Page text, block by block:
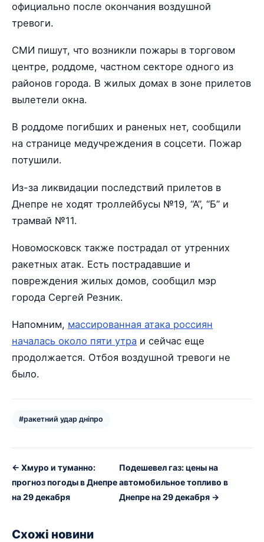
официально после окончания воздушной
тревоги.
СМИ пишут, что возникли пожары в торговом
центре, роддоме, частном секторе одного из
районов города. В жилых домах в зоне прилетов
вылетели окна.
В роддоме погибших и раненых нет, сообщили
на странице медучреждения в соцсети. Пожар
потушили.
Из-за ликвидации последствий прилетов в
Днепре не ходят троллейбусы №19, “А”, “Б” и
трамвай №11.
Новомосковск также пострадал от утренних
ракетных атак. Есть пострадавшие и
повреждения жилых домов, сообщил мэр
города Сергей Резник.
Напомним, массированная атака россиян
началась около пяти утра и сейчас еще
продолжается. Отбоя воздушной тревоги не
было.
#ракетний удар дніпро
← Хмуро и туманно:
прогноз погоды в Днепре
на 29 декабря
Подешевел газ: цены на
автомобильное топливо в
Днепре на 29 декабря →
Схожі новини